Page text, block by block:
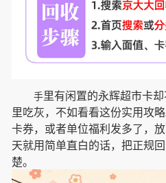
手里有闲置的永辉超市卡
里吃灰，不如看看这份实用攻
卡券，或者单位福利发多了，
天就用简单直白的话，把正规
楚。